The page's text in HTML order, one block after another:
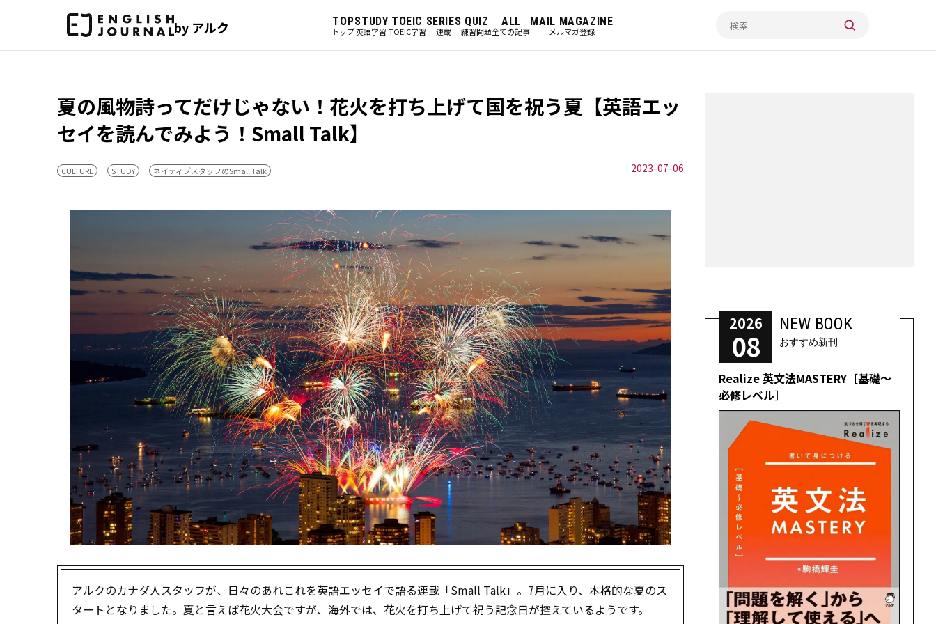
by アルク TOP
トップ
STUDY
英語学習
TOEIC
TOEIC学習
SERIES
連載
QUIZ
練習問題
ALL
全ての記事
MAIL MAGAZINE
メルマガ登録
夏の風物詩ってだけじゃない！花火を打ち上げて国を祝う夏【英語エッ
セイを読んでみよう！Small Talk】
CULTURE STUDY ネイティブスタッフのSmall Talk 2023-07-06
アルクのカナダ人スタッフが、日々のあれこれを英語エッセイで語る連載「Small Talk」。7月に入り、本格的な夏のス
タートとなりました。夏と言えば花火大会ですが、海外では、花火を打ち上げて祝う記念日が控えているようです。
2026
08
NEW BOOK
おすすめ新刊
Realize 英文法MASTERY［基礎～
必修レベル］